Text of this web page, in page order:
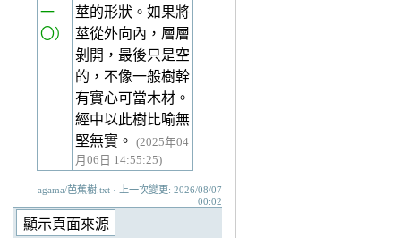
一
〇）
莖的形狀。如果將
莖從外向內，層層
剝開，最後只是空
的，不像一般樹幹
有實心可當木材。
經中以此樹比喻無
堅無實。
(2025年04
月06日 14:55:25)
agama/芭蕉樹.txt · 上一次變更: 2026/08/07
00:02